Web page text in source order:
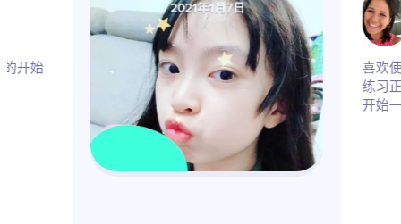
！ 多么美好的开始